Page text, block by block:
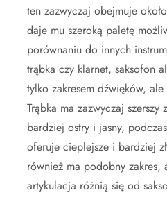
ten zazwyczaj obejmuje
daje mu szeroką paletę
porównaniu do innych
trąbka czy klarnet, saksofon
tylko zakresem dźwięków,
Trąbka ma zazwyczaj
bardziej ostry i jasny,
oferuje cieplejsze i bardziej
również ma podobny
artykulacja różnią się od